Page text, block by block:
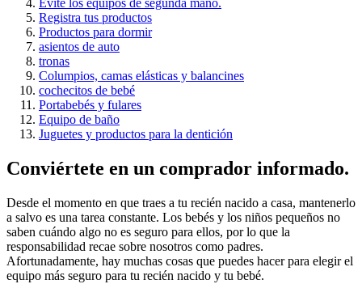
Evite los equipos de segunda mano.
Registra tus productos
Productos para dormir
asientos de auto
tronas
Columpios, camas elásticas y balancines
cochecitos de bebé
Portabebés y fulares
Equipo de baño
Juguetes y productos para la dentición
Conviértete en un comprador informado.
Desde el momento en que traes a tu recién nacido a casa, mantenerlo
a salvo es una tarea constante. Los bebés y los niños pequeños no
saben cuándo algo no es seguro para ellos, por lo que la
responsabilidad recae sobre nosotros como padres.
Afortunadamente, hay muchas cosas que puedes hacer para elegir el
equipo más seguro para tu recién nacido y tu bebé.